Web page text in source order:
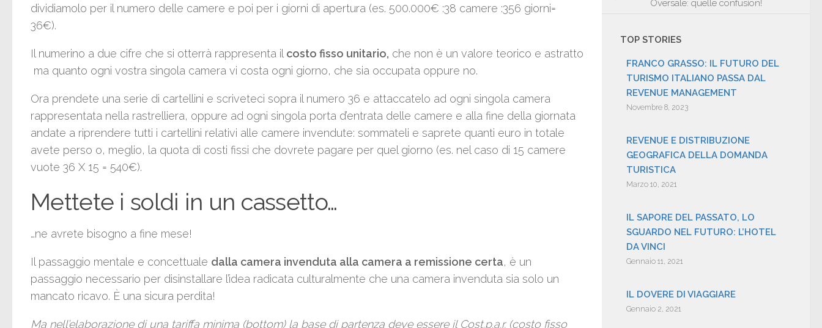
dividiamolo per il numero delle camere e poi per i giorni di apertura (es. 500.000€ :38 camere :356 giorni=
36€).
Il numerino a due cifre che si otterrà rappresenta il costo fisso unitario, che non è un valore teorico e astratto
ma quanto ogni vostra singola camera vi costa ogni giorno, che sia occupata oppure no.
Ora prendete una serie di cartellini e scriveteci sopra il numero 36 e attaccatelo ad ogni singola camera
rappresentata nella rastrelliera, oppure ad ogni singola porta d’entrata delle camere e alla fine della giornata
andate a riprendere tutti i cartellini relativi alle camere invendute: sommateli e saprete quanti euro in totale
avete perso o, meglio, la quota di costi fissi che dovrete pagare per quel giorno (es. nel caso di 15 camere
vuote 36 X 15 = 540€).
Mettete i soldi in un cassetto…
…ne avrete bisogno a fine mese!
Il passaggio mentale e concettuale dalla camera invenduta alla camera a remissione certa, è un
passaggio necessario per disinstallare l’idea radicata culturalmente che una camera invenduta sia solo un
mancato ricavo. È una sicura perdita!
Ma nell’elaborazione di una tariffa minima (bottom) la base di partenza deve essere il Cost.p.a.r. (costo fisso
Oversale: quelle confusion!
TOP STORIES
FRANCO GRASSO: IL FUTURO DEL
TURISMO ITALIANO PASSA DAL
REVENUE MANAGEMENT
Novembre 8, 2023
REVENUE E DISTRIBUZIONE
GEOGRAFICA DELLA DOMANDA
TURISTICA
Marzo 10, 2021
IL SAPORE DEL PASSATO, LO
SGUARDO NEL FUTURO: L’HOTEL
DA VINCI
Gennaio 11, 2021
IL DOVERE DI VIAGGIARE
Gennaio 2, 2021